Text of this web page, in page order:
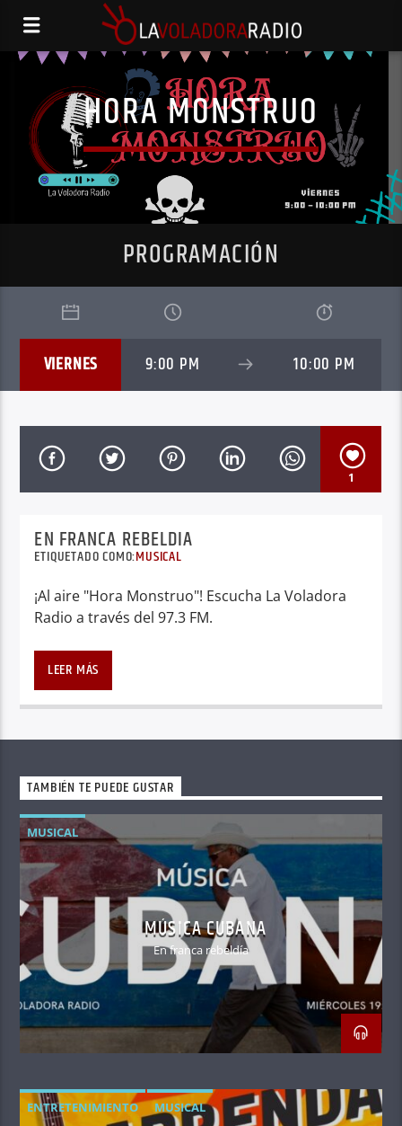
HORA MONSTRUO
PROGRAMACIÓN
VIERNES 9:00 PM 10:00 PM
1
EN FRANCA REBELDIA
ETIQUETADO COMO:MUSICAL
¡Al aire "Hora Monstruo"! Escucha La Voladora
Radio a través del 97.3 FM.
LEER MÁS
TAMBIÉN TE PUEDE GUSTAR
MUSICAL
MÚSICA CUBANA
En franca rebeldía
ENTRETENIMIENTO MUSICAL